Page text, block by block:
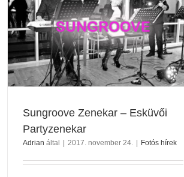
Sungroove Zenekar – Esküvői
Partyzenekar
Adrian által | 2017. november 24. | Fotós hírek